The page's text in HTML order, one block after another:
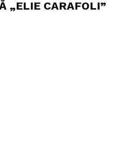
„ELIE CARAFOLI”